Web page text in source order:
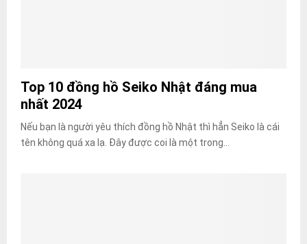
Top 10 đồng hồ Seiko Nhật đáng mua
nhất 2024
Nếu bạn là người yêu thích đồng hồ Nhật thì hẳn Seiko là cái
tên không quá xa lạ. Đây được coi là một trong...